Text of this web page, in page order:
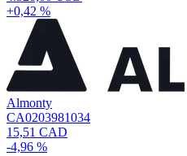
+0,42 %
Almonty
CA0203981034
15,51 CAD
-4,96 %